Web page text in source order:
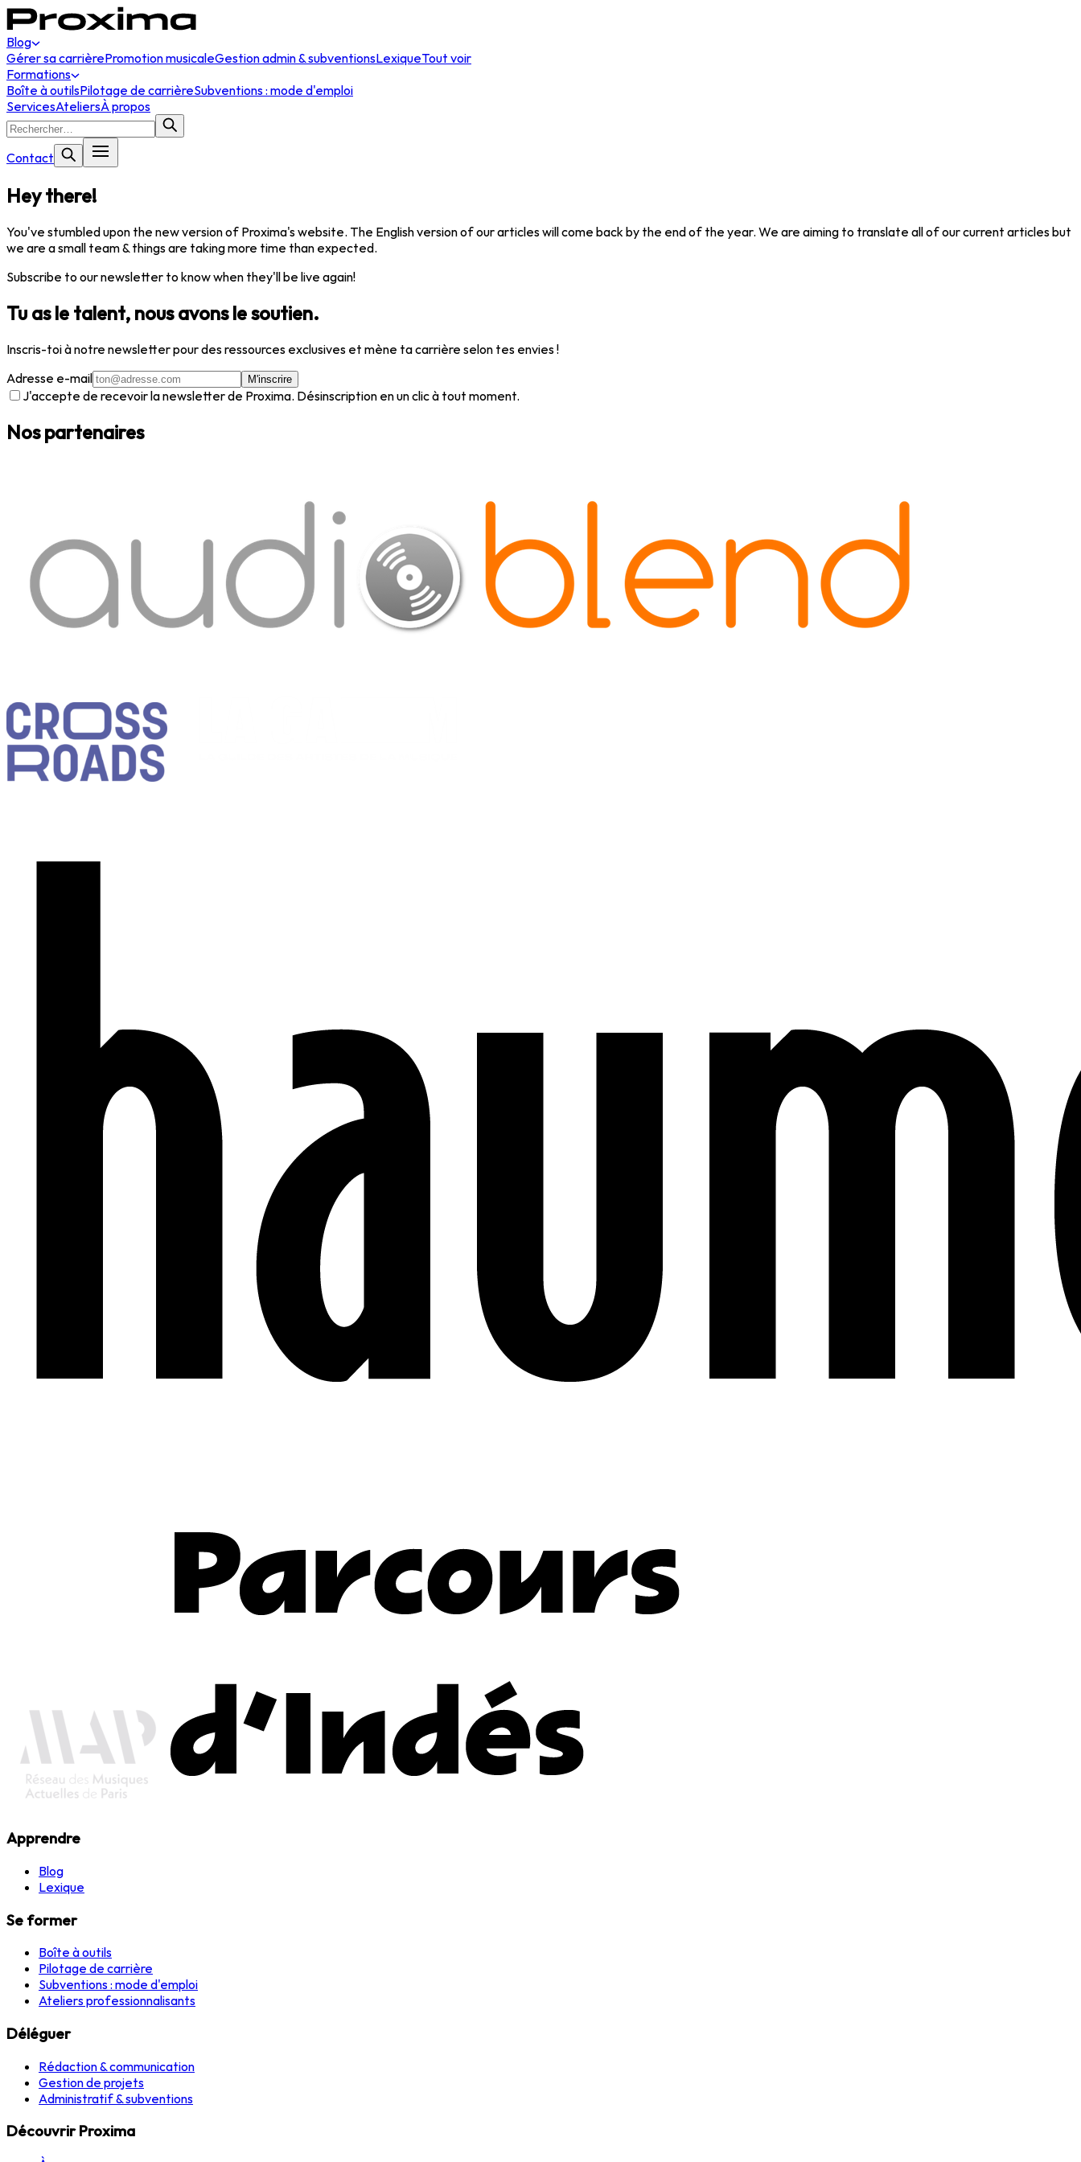
Blog
Gérer sa carrièrePromotion musicaleGestion admin & subventionsLexiqueTout voir
Formations
Boîte à outilsPilotage de carrièreSubventions : mode d'emploi
ServicesAteliersÀ propos
Contact
Hey there!
You've stumbled upon the new version of Proxima's website. The English version of our articles will come back by the end of the year. We are aiming to translate all of our current articles but
we are a small team & things are taking more time than expected.
Subscribe to our newsletter to know when they'll be live again!
Tu as le talent, nous avons le soutien.
Inscris-toi à notre newsletter pour des ressources exclusives et mène ta carrière selon tes envies !
Adresse e-mail
M'inscrire
J'accepte de recevoir la newsletter de Proxima. Désinscription en un clic à tout moment.
Nos partenaires
Apprendre
Blog
Lexique
Se former
Boîte à outils
Pilotage de carrière
Subventions : mode d'emploi
Ateliers professionnalisants
Déléguer
Rédaction & communication
Gestion de projets
Administratif & subventions
Découvrir Proxima